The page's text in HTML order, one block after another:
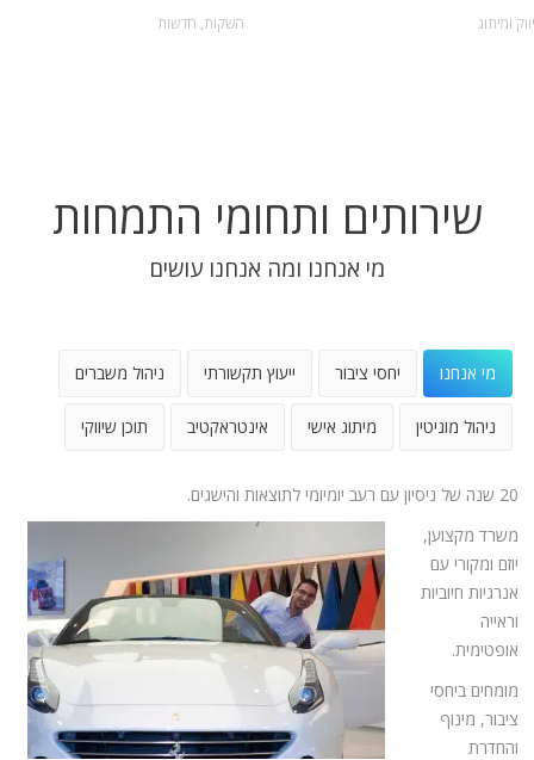
השקות, חדשות ומיתוג
שירותים ותחומי התמחות
מי אנחנו ומה אנחנו עושים
מי אנחנו יחסי ציבור ייעוץ תקשורתי ניהול משברים
ניהול מוניטין מיתוג אישי אינטראקטיב תוכן שיווקי
20 שנה של ניסיון עם רעב יומיומי לתוצאות והישגים.
משרד מקצוען,
יוזם ומקורי עם
אנרגיות חיוביות
וראייה
אופטימית.
מומחים ביחסי
ציבור, מינוף
והחדרת